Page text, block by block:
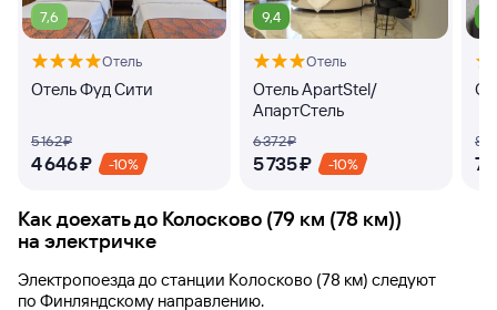
7,6
Отель
Отель Фуд Сити
5 ⁠162 ⁠₽
4 ⁠646 ⁠₽ -10%
9,4
Отель
Отель ApartStel/
АпартСтель
6 ⁠372 ⁠₽
5 ⁠735 ⁠₽ -10%
8
7
Как доехать до Колосково (79 км (78 км))
на электричке
Электропоезда до станции Колосково (78 км) следуют
по Финляндскому направлению.